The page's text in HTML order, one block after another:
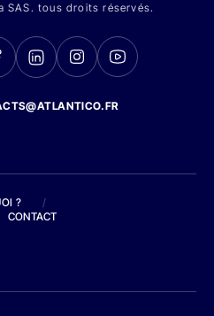
SAS. tous droits réservés.
?
/
CONTACT